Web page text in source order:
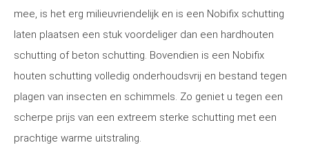
mee, is het erg milieuvriendelijk en is een Nobifix schutting
laten plaatsen een stuk voordeliger dan een hardhouten
schutting of beton schutting. Bovendien is een Nobifix
houten schutting volledig onderhoudsvrij en bestand tegen
plagen van insecten en schimmels. Zo geniet u tegen een
scherpe prijs van een extreem sterke schutting met een
prachtige warme uitstraling.